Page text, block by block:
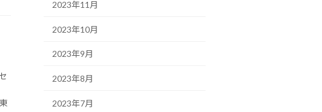
2023年11月
2023年10月
2023年9月
2023年8月
2023年7月